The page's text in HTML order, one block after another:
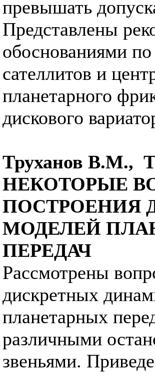
превышать
Представлены
обоснованиями
сателлитов и
планетарного
дискового
Труханов В.М.,
НЕКОТОРЫЕ
ПОСТРОЕНИЯ
МОДЕЛЕЙ
ПЕРЕДАЧ
Рассмотрены
дискретных
планетарных
различными
звеньями.